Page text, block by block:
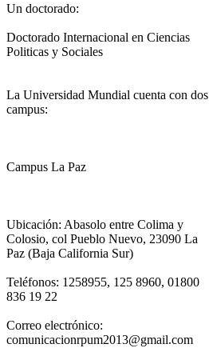
Un doctorado:
Doctorado Internacional en Ciencias
Politicas y Sociales
La Universidad Mundial cuenta con dos
campus:
Campus La Paz
Ubicación: Abasolo entre Colima y
Colosio, col Pueblo Nuevo, 23090 La
Paz (Baja California Sur)
Teléfonos: 1258955, 125 8960, 01800
836 19 22
Correo electrónico:
comunicacionrpum2013@gmail.com